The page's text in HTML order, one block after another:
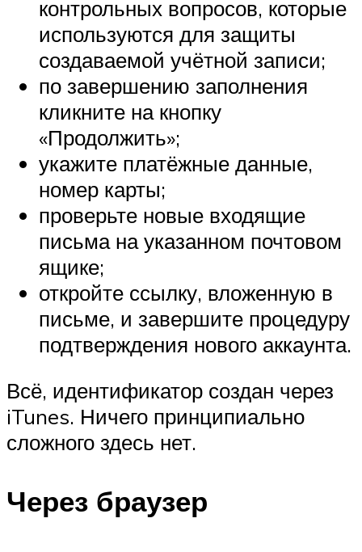
контрольных вопросов, которые
используются для защиты
создаваемой учётной записи;
по завершению заполнения
кликните на кнопку
«Продолжить»;
укажите платёжные данные,
номер карты;
проверьте новые входящие
письма на указанном почтовом
ящике;
откройте ссылку, вложенную в
письме, и завершите процедуру
подтверждения нового аккаунта.
Всё, идентификатор создан через
iTunes. Ничего принципиально
сложного здесь нет.
Через браузер